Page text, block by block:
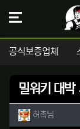
공식보증업체
밀워키 대박
작성자 정
허촉님